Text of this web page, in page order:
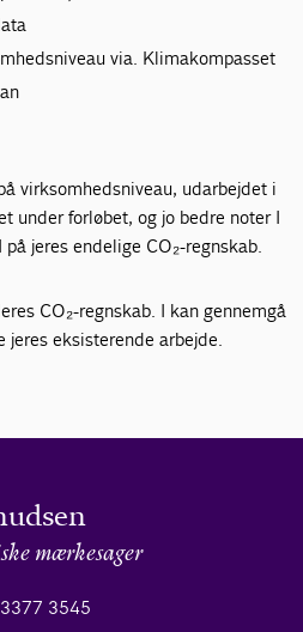
via. Klimakompasset
virksomhedsniveau, udarbejdet i
under forløbet, og jo bedre noter I
jeres endelige CO₂-regnskab.
CO₂-regnskab. I kan gennemgå
eksisterende arbejde.
mærkesager
3545